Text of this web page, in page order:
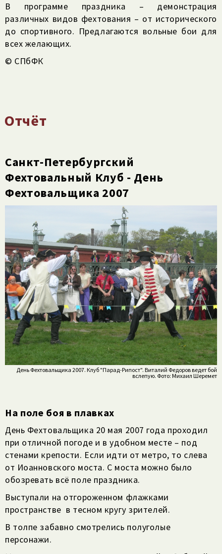
В программе праздника – демонстрация
различных видов фехтования – от исторического
до спортивного. Предлагаются вольные бои для
всех желающих.
© СПбФК
Отчёт
Санкт-Петербургский
Фехтовальный Клуб - День
Фехтовальщика 2007
День Фехтовальщика 2007. Клуб "Парад-Рипост". Виталий Федоров ведет бой
вслепую. Фото: Михаил Шеремет
На поле боя в плавках
День Фехтовальщика 20 мая 2007 года проходил
при отличной погоде и в удобном месте – под
стенами крепости. Если идти от метро, то слева
от Иоанновского моста. С моста можно было
обозревать всё поле праздника.
Выступали на отгороженном флажками
пространстве в тесном кругу зрителей.
В толпе забавно смотрелись полуголые
персонажи.